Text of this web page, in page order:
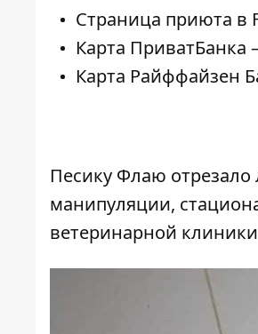
Страница приюта в
Карта
Карта Райффайзен
Песику Флаю
манипуляции,
ветеринарной